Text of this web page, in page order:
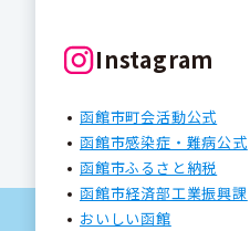
Instagram
函館市町会活動公式
函館市感染症・難病公式
函館市ふるさと納税
函館市経済部工業振興課
おいしい函館